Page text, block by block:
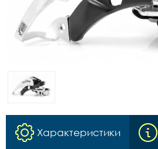
Характеристики